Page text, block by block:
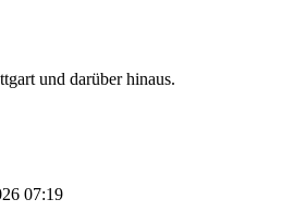
und darüber hinaus.
07:19